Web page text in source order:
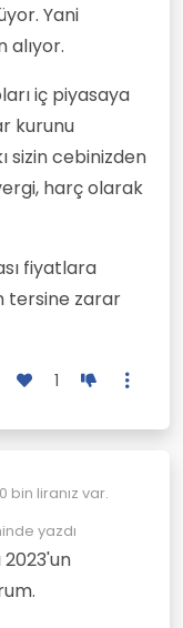
Yani
alıyor.
iç piyasaya
kurunu
sizin cebinizden
harç olarak
fiyatlara
tersine zarar
1
bin liranız var.
faize
iyi ihtimalle %16
hiç
dolar alsaydınız
dolar
yazdı